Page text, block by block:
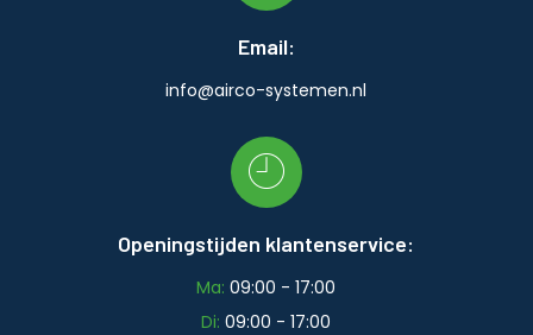
Email:
info@airco-systemen.nl
Openingstijden klantenservice:
Ma:09:00 - 17:00
Di:09:00 - 17:00